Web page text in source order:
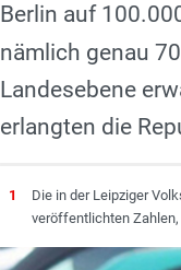
Berlin auf
nämlich genau
Landesebene
erlangten die
1
Die in der Leipziger
veröffentlichten Zahlen,